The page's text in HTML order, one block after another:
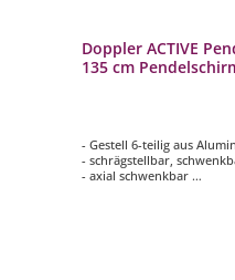
Doppler ACTIVE
135 cm
- Gestell 6-teilig aus
- schrägstellbar,
- axial schwenkbar